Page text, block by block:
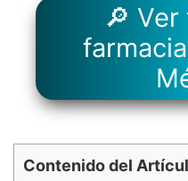
🔎
Contenido del